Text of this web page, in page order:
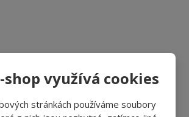
shop využívá cookies
stránkách používáme soubory